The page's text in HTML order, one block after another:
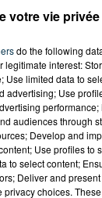
votre vie
do the following
legitimate interest:
Use limited data to
advertising; Use
audiences through
Develop and
Use profiles to
to select content;
Deliver and
privacy choices.